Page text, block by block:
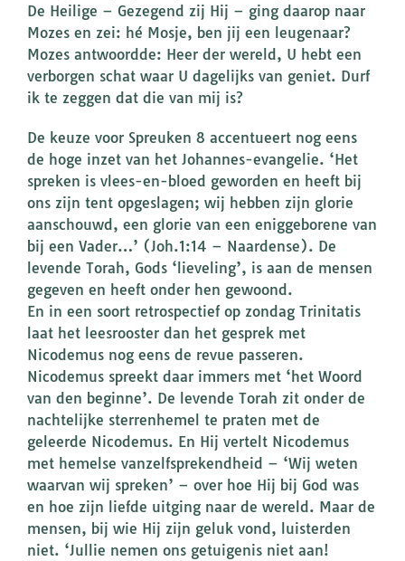
De Heilige – Gezegend zij Hij – ging daarop naar
Mozes en zei: hé Mosje, ben jij een leugenaar?
Mozes antwoordde: Heer der wereld, U hebt een
verborgen schat waar U dagelijks van geniet. Durf
ik te zeggen dat die van mij is?
De keuze voor Spreuken 8 accentueert nog eens
de hoge inzet van het Johannes-evangelie. ‘Het
spreken is vlees-en-bloed geworden en heeft bij
ons zijn tent opgeslagen; wij hebben zijn glorie
aanschouwd, een glorie van een eniggeborene van
bij een Vader…’ (Joh.1:14 – Naardense). De
levende Torah, Gods ‘lieveling’, is aan de mensen
gegeven en heeft onder hen gewoond.
En in een soort retrospectief op zondag Trinitatis
laat het leesrooster dan het gesprek met
Nicodemus nog eens de revue passeren.
Nicodemus spreekt daar immers met ‘het Woord
van den beginne’. De levende Torah zit onder de
nachtelijke sterrenhemel te praten met de
geleerde Nicodemus. En Hij vertelt Nicodemus
met hemelse vanzelfsprekendheid – ‘Wij weten
waarvan wij spreken’ – over hoe Hij bij God was
en hoe zijn liefde uitging naar de wereld. Maar de
mensen, bij wie Hij zijn geluk vond, luisterden
niet. ‘Jullie nemen ons getuigenis niet aan!